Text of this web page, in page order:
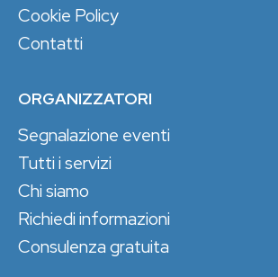
Cookie Policy
Contatti
ORGANIZZATORI
Segnalazione eventi
Tutti i servizi
Chi siamo
Richiedi informazioni
Consulenza gratuita